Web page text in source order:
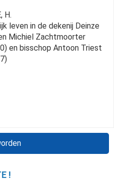
H.
leven in de dekenij Deinze
Michiel Zachtmoorter
en bisschop Antoon Triest
!